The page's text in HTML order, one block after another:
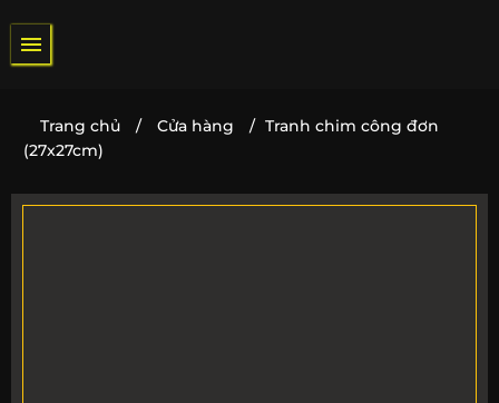
qua
nội
Trang chủ / Cửa hàng / Tranh chim công đơn
(27x27cm)